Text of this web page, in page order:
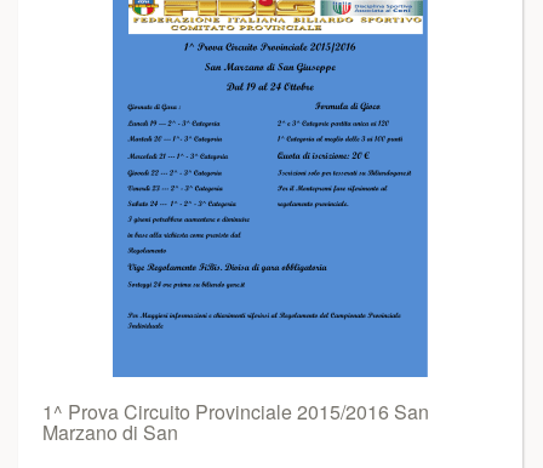
1^ Prova Circuito Provinciale 2015/2016 San
Marzano di San